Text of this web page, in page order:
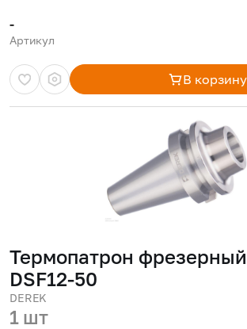
-
Артикул
В корзину
Термопатрон
DSF12-50
DEREK
1 шт